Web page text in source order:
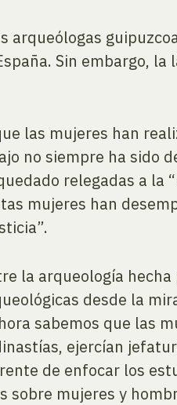
arqueólogas
Sin embargo, la
las mujeres han
no siempre ha sido
relegadas a la
mujeres han
la arqueología
desde la
sabemos que las
ejercían
de enfocar los
mujeres y